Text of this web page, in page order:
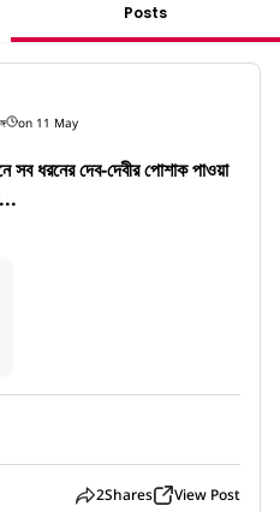
Posts
on 11 May
সব ধরনের দেব-দেবীর পোশাক পাওয়া
2Shares View Post